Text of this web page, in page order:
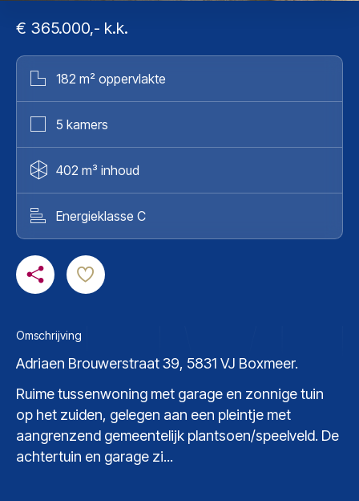
€ 365.000,- k.k.
182 m² oppervlakte
5 kamers
402 m³ inhoud
Energieklasse C
Omschrijving
Adriaen Brouwerstraat 39, 5831 VJ Boxmeer.
Ruime tussenwoning met garage en zonnige tuin
op het zuiden, gelegen aan een pleintje met
aangrenzend gemeentelijk plantsoen/speelveld. De
achtertuin en garage zi...